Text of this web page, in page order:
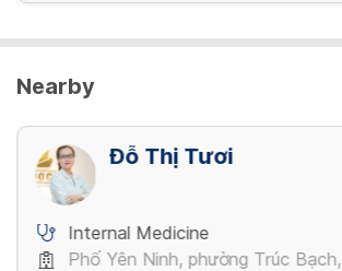
Nearby
Đỗ Thị Tươi
Internal Medicine
Phố Yên Ninh, phường Trúc Bạch,